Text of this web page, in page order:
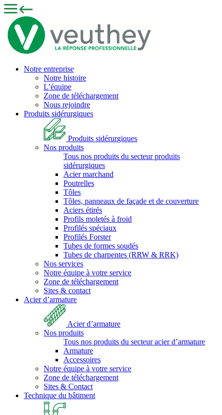
Notre entreprise
Notre histoire
L’équipe
Zone de téléchargement
Nous rejoindre
Produits sidérurgiques
Produits sidérurgiques
Nos produits
Tous nos produits du secteur produits
sidérurgiques
Acier marchand
Poutrelles
Tôles
Tôles, panneaux de façade et de couverture
Aciers étirés
Profils moletés à froid
Profilés spéciaux
Profilés Forster
Tubes de formes soudés
Tubes de charpentes (RRW & RRK)
Nos services
Notre équipe à votre service
Zone de téléchargement
Sites & contact
Acier d’armature
Acier d’armature
Nos produits
Tous nos produits du secteur acier d’armature
Armature
Accessoires
Notre équipe à votre service
Zone de téléchargement
Sites & Contact
Technique du bâtiment